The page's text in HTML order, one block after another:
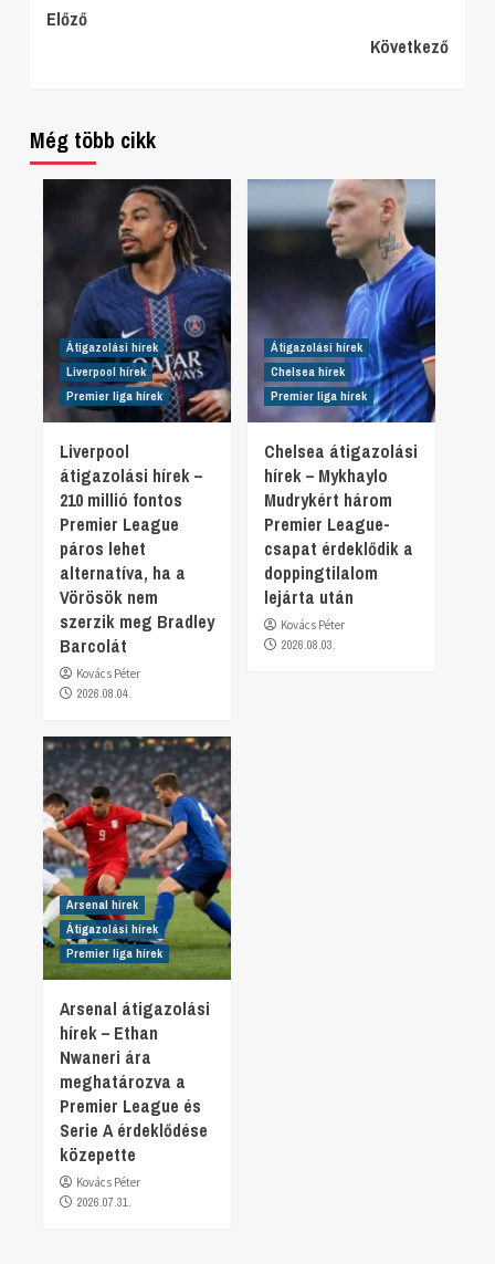
Continue
Előző
Következő
Még több cikk
Átigazolási hírek
Liverpool hírek
Premier liga hírek
Liverpool
átigazolási hírek –
210 millió fontos
Premier League
páros lehet
alternatíva, ha a
Vörösök nem
szerzik meg Bradley
Barcolát
Kovács Péter
2026.08.04.
Átigazolási hírek
Chelsea hírek
Premier liga hírek
Chelsea átigazolási
hírek – Mykhaylo
Mudrykért három
Premier League-
csapat érdeklődik a
doppingtilalom
lejárta után
Kovács Péter
2026.08.03.
Arsenal hírek
Átigazolási hírek
Premier liga hírek
Arsenal átigazolási
hírek – Ethan
Nwaneri ára
meghatározva a
Premier League és
Serie A érdeklődése
közepette
Kovács Péter
2026.07.31.